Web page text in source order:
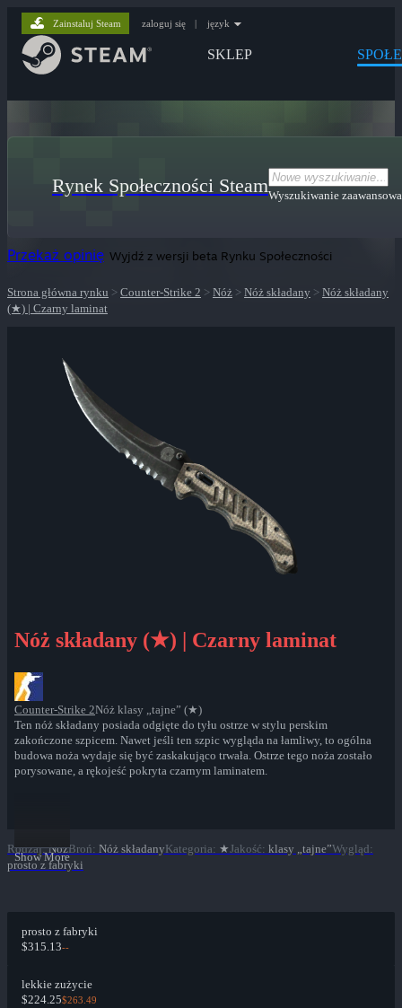
SKLEP
Zainstaluj Steam zaloguj się | język
Rynek Społeczności SteamWyszukiwanie
Przekaż opinię Wyjdź z wersji beta Rynku Społeczności
Strona główna rynku > Counter-Strike 2 > Nóż > Nóż składany > Nóż składany
(★) | Czarny laminat
Nóż składany (★) | Czarny laminat
Counter-Strike 2Nóż klasy „tajne” (★)
Ten nóż składany posiada odgięte do tyłu ostrze w stylu perskim
zakończone szpicem. Nawet jeśli ten szpic wygląda na łamliwy, to ogólna
budowa noża wydaje się być zaskakująco trwała. Ostrze tego noża zostało
porysowane, a rękojeść pokryta czarnym laminatem.
Show More
Rodzaj: NóżBroń: Nóż składanyKategoria: ★Jakość: klasy „tajne”Wygląd:
prosto z fabryki
prosto z fabryki
$315.13--
lekkie zużycie
$224.25$263.49